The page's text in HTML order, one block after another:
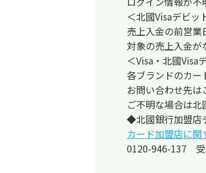
＜北國Visaデビッ
売上入金の前営業
対象の売上入金が
＜Visa・北國Visa
各ブランドのカー
お問い合わせ先は
ご不明な場合は北
◆北國銀行加盟
カード加盟店に
0120-946-137 受